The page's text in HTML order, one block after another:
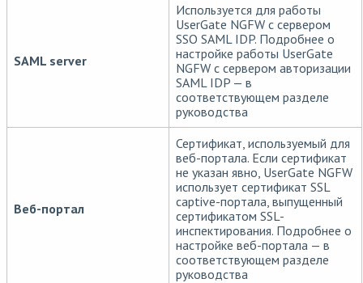
SAML server
Используется для работы
UserGate NGFW с сервером
SSO SAML IDP. Подробнее о
настройке работы UserGate
NGFW с сервером авторизации
SAML IDP — в
соответствующем разделе
руководства
Веб-портал
Сертификат, используемый для
веб-портала. Если сертификат
не указан явно, UserGate NGFW
использует сертификат SSL
captive-портала, выпущенный
сертификатом SSL-
инспектирования. Подробнее о
настройке веб-портала — в
соответствующем разделе
руководства